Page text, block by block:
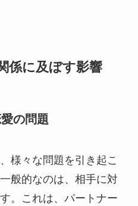
係に及ぼす影響
の問題
様々な問題を引き起こ
般的なのは、相手に対
。これは、パートナー